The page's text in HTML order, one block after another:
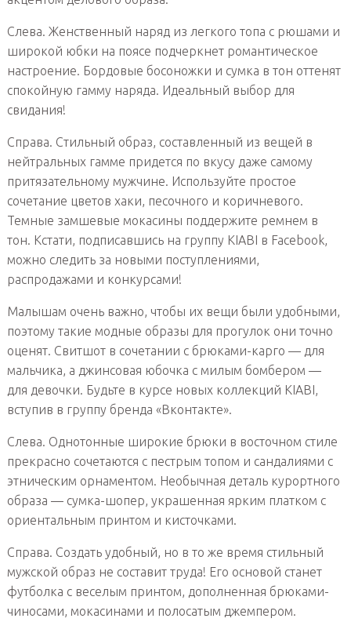
Слева. Женственный наряд из легкого топа с рюшами и
широкой юбки на поясе подчеркнет романтическое
настроение. Бордовые босоножки и сумка в тон оттенят
спокойную гамму наряда. Идеальный выбор для
свидания!
Справа. Стильный образ, составленный из вещей в
нейтральных гамме придется по вкусу даже самому
притязательному мужчине. Используйте простое
сочетание цветов хаки, песочного и коричневого.
Темные замшевые мокасины поддержите ремнем в
тон. Кстати, подписавшись на группу KIABI в Facebook,
можно следить за новыми поступлениями,
распродажами и конкурсами!
Малышам очень важно, чтобы их вещи были удобными,
поэтому такие модные образы для прогулок они точно
оценят. Свитшот в сочетании с брюками-карго — для
мальчика, а джинсовая юбочка с милым бомбером —
для девочки. Будьте в курсе новых коллекций KIABI,
вступив в группу бренда «Вконтакте».
Слева. Однотонные широкие брюки в восточном стиле
прекрасно сочетаются с пестрым топом и сандалиями с
этническим орнаментом. Необычная деталь курортного
образа — сумка-шопер, украшенная ярким платком с
ориентальным принтом и кисточками.
Справа. Создать удобный, но в то же время стильный
мужской образ не составит труда! Его основой станет
футболка с веселым принтом, дополненная брюками-
чиносами, мокасинами и полосатым джемпером.